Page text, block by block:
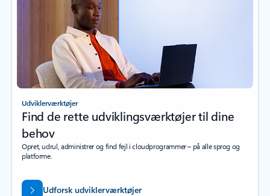
Udviklerværktøjer
Find de rette udviklingsværktøjer til dine
behov
Opret, udrul, administrer og find fejl i cloudprogrammer – på alle sprog og
platforme.
Udforsk udviklerværktøjer